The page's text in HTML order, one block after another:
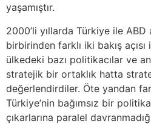
yaşamıştır.
2000’li yıllarda Türkiye ile ABD
birbirinden farklı iki bakış açısı
ülkedeki bazı politikacılar ve
stratejik bir ortaklık hatta
değerlendirdiler. Öte yandan
Türkiye’nin bağımsız bir
çıkarlarına paralel